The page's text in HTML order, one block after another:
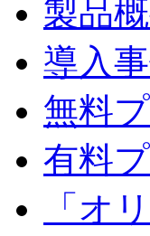
製品
導入
無料
有料
「オ